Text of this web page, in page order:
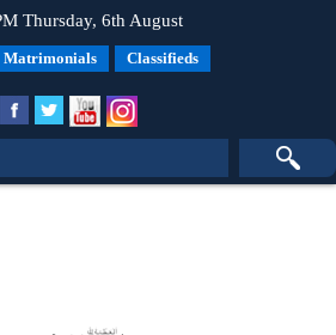
Thursday, 6th August
Matrimonials Classifieds